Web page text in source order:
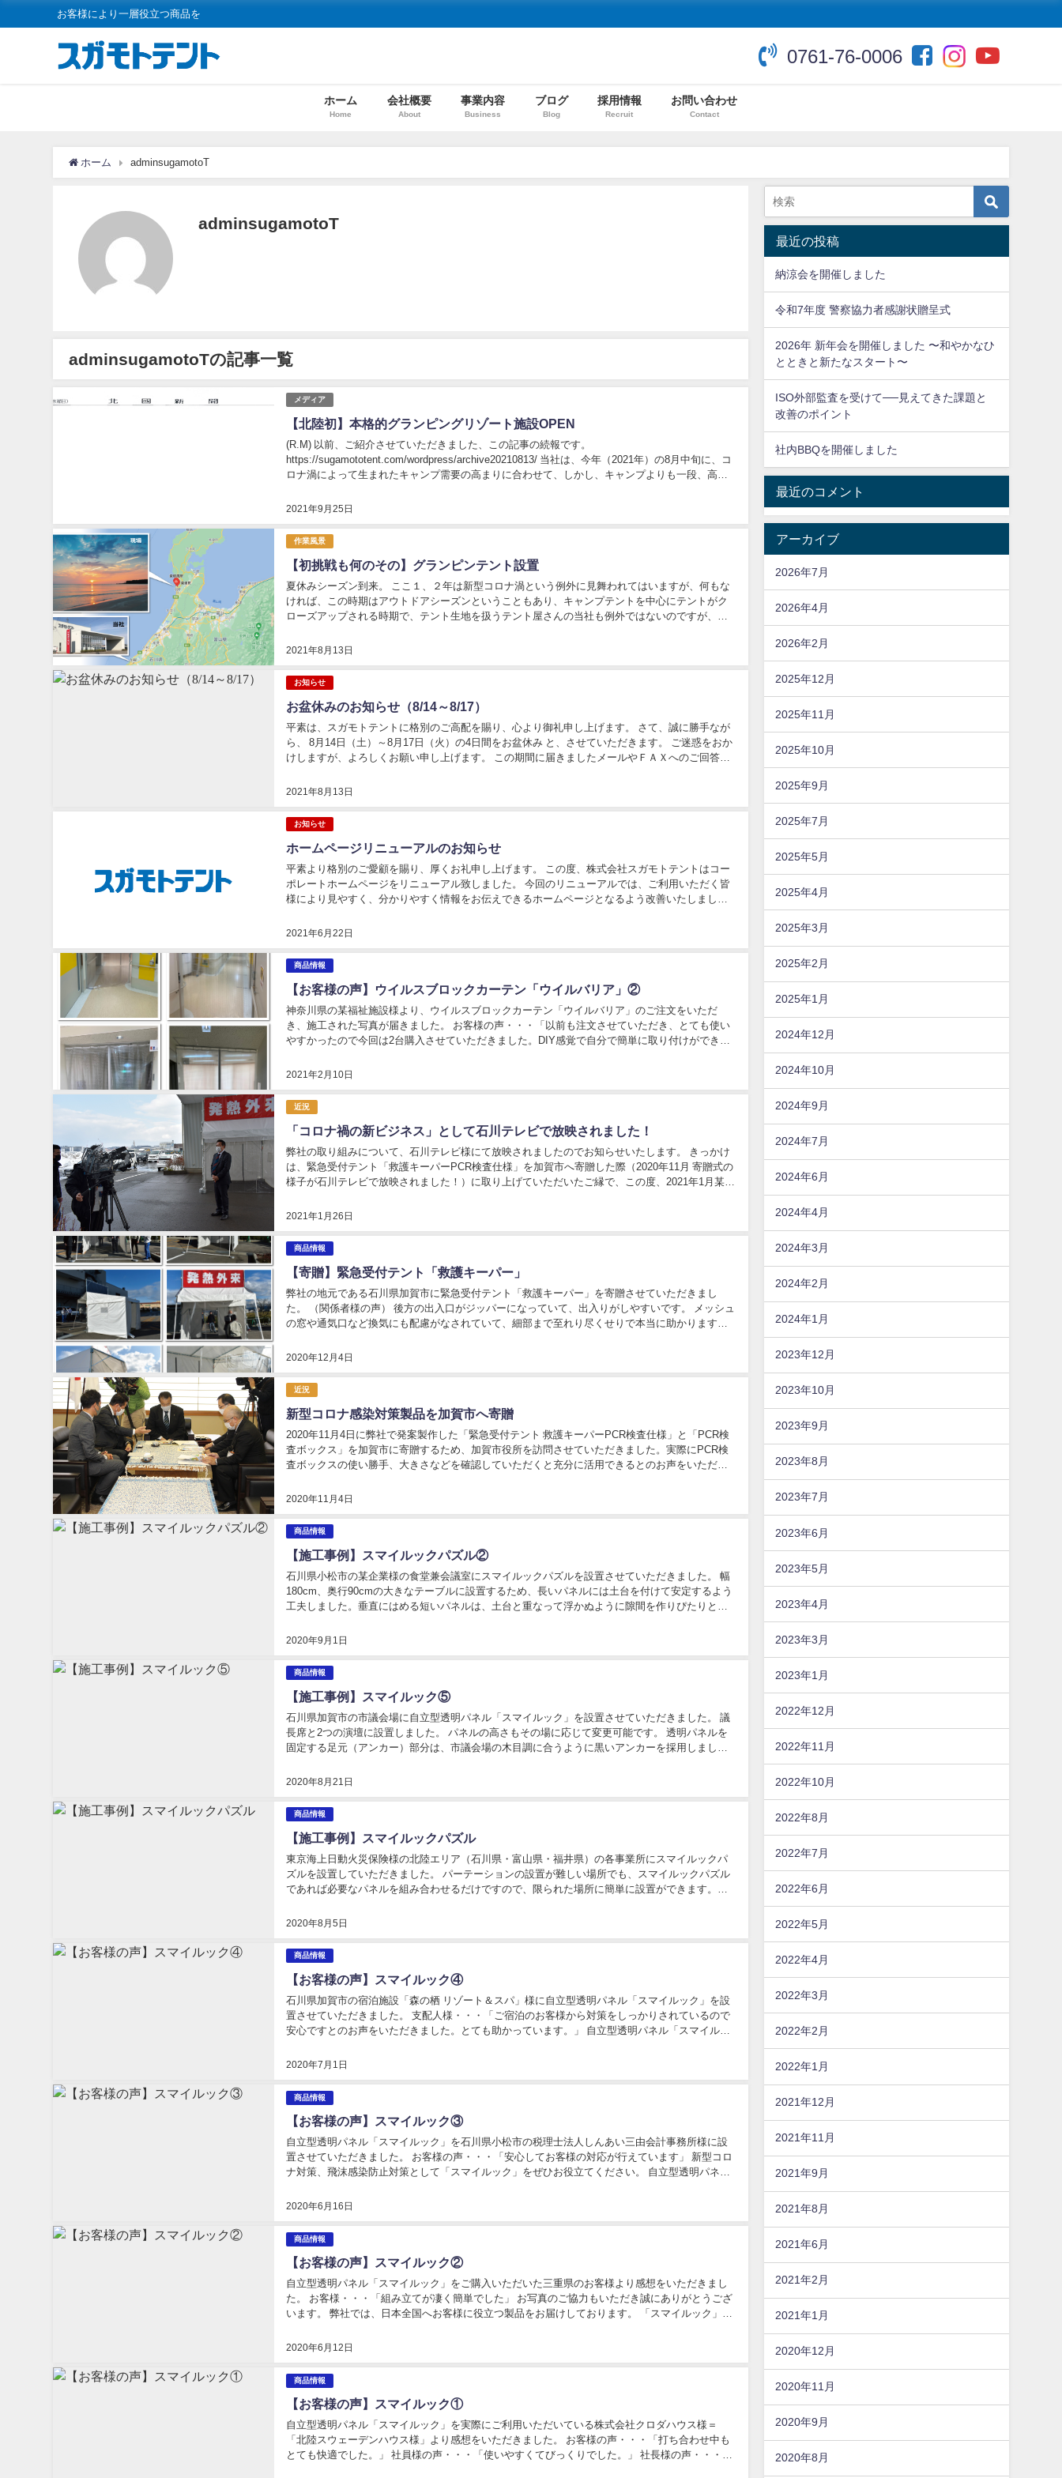
お客様により一層役立つ商品を
0761-76-0006
ホーム
Home
会社概要
About
事業内容
Business
ブログ
Blog
採用情報
Recruit
お問い合わせ
Contact
ホーム adminsugamotoT
adminsugamotoT
adminsugamotoTの記事一覧
メディア
【北陸初】本格的グランピングリゾート施設OPEN
2021年9月25日
(R.M) 以前、ご紹介させていただきました、この記事の続報です。
https://sugamototent.com/wordpress/archive20210813/ 当社は、今年（2021年）の8月中旬に、コ
ロナ渦によって生まれたキャンプ需要の高まりに合わせて、しかし、キャンプよりも一段、高級
作業風景
【初挑戦も何のその】グランピンテント設置
2021年8月13日
夏休みシーズン到来。 ここ１、２年は新型コロナ渦という例外に見舞われてはいますが、何もな
ければ、この時期はアウトドアシーズンということもあり、キャンプテントを中心にテントがク
ローズアップされる時期で、テント生地を扱うテント屋さんの当社も例外ではないのですが、今
お知らせ
お盆休みのお知らせ（8/14～8/17）
2021年8月13日
平素は、スガモトテントに格別のご高配を賜り、心より御礼申し上げます。 さて、誠に勝手なが
ら、 8月14日（土）～8月17日（火）の4日間をお盆休み と、させていただきます。 ご迷惑をおか
けしますが、よろしくお願い申し上げます。 この期間に届きましたメールやＦＡＸへのご回答
お知らせ
ホームページリニューアルのお知らせ
2021年6月22日
平素より格別のご愛顧を賜り、厚くお礼申し上げます。 この度、株式会社スガモトテントはコー
ポレートホームページをリニューアル致しました。 今回のリニューアルでは、ご利用いただく皆
様により見やすく、分かりやすく情報をお伝えできるホームページとなるよう改善いたしまし
商品情報
【お客様の声】ウイルスブロックカーテン「ウイルバリア」②
2021年2月10日
神奈川県の某福祉施設様より、ウイルスブロックカーテン「ウイルバリア」のご注文をいただ
き、施工された写真が届きました。 お客様の声・・・「以前も注文させていただき、とても使い
やすかったので今回は2台購入させていただきました。DIY感覚で自分で簡単に取り付けができる
近況
「コロナ禍の新ビジネス」として石川テレビで放映されました！
2021年1月26日
弊社の取り組みについて、石川テレビ様にて放映されましたのでお知らせいたします。 きっかけ
は、緊急受付テント「救護キーパーPCR検査仕様」を加賀市へ寄贈した際（2020年11月 寄贈式の
様子が石川テレビで放映されました！）に取り上げていただいたご縁で、この度、2021年1月某日
商品情報
【寄贈】緊急受付テント「救護キーパー」
2020年12月4日
弊社の地元である石川県加賀市に緊急受付テント「救護キーパー」を寄贈させていただきまし
た。 （関係者様の声） 後方の出入口がジッパーになっていて、出入りがしやすいです。 メッシュ
の窓や通気口など換気にも配慮がなされていて、細部まで至れり尽くせりで本当に助かります。
近況
新型コロナ感染対策製品を加賀市へ寄贈
2020年11月4日
2020年11月4日に弊社で発案製作した「緊急受付テント 救護キーパーPCR検査仕様」と「PCR検
査ボックス」を加賀市に寄贈するため、加賀市役所を訪問させていただきました。実際にPCR検
査ボックスの使い勝手、大きさなどを確認していただくと充分に活用できるとのお声をいただき
商品情報
【施工事例】スマイルックパズル②
2020年9月1日
石川県小松市の某企業様の食堂兼会議室にスマイルックパズルを設置させていただきました。 幅
180cm、奥行90cmの大きなテーブルに設置するため、長いパネルには土台を付けて安定するよう
工夫しました。垂直にはめる短いパネルは、土台と重なって浮かぬように隙間を作りぴたりとは
商品情報
【施工事例】スマイルック⑤
2020年8月21日
石川県加賀市の市議会場に自立型透明パネル「スマイルック」を設置させていただきました。 議
長席と2つの演壇に設置しました。 パネルの高さもその場に応じて変更可能です。 透明パネルを
固定する足元（アンカー）部分は、市議会場の木目調に合うように黒いアンカーを採用しまし
商品情報
【施工事例】スマイルックパズル
2020年8月5日
東京海上日動火災保険様の北陸エリア（石川県・富山県・福井県）の各事業所にスマイルックパ
ズルを設置していただきました。 パーテーションの設置が難しい場所でも、スマイルックパズル
であれば必要なパネルを組み合わせるだけですので、限られた場所に簡単に設置ができます。ま
商品情報
【お客様の声】スマイルック④
2020年7月1日
石川県加賀市の宿泊施設「森の栖 リゾート＆スパ」様に自立型透明パネル「スマイルック」を設
置させていただきました。 支配人様・・・「ご宿泊のお客様から対策をしっかりされているので
安心ですとのお声をいただきました。とても助かっています。」 自立型透明パネル「スマイルッ
商品情報
【お客様の声】スマイルック③
2020年6月16日
自立型透明パネル「スマイルック」を石川県小松市の税理士法人しんあい三由会計事務所様に設
置させていただきました。 お客様の声・・・「安心してお客様の対応が行えています」 新型コロ
ナ対策、飛沫感染防止対策として「スマイルック」をぜひお役立てください。 自立型透明パネル
商品情報
【お客様の声】スマイルック②
2020年6月12日
自立型透明パネル「スマイルック」をご購入いただいた三重県のお客様より感想をいただきまし
た。 お客様・・・「組み立てが凄く簡単でした」 お写真のご協力もいただき誠にありがとうござ
います。 弊社では、日本全国へお客様に役立つ製品をお届けしております。 「スマイルック」で
商品情報
【お客様の声】スマイルック①
自立型透明パネル「スマイルック」を実際にご利用いただいている株式会社クロダハウス様＝
「北陸スウェーデンハウス様」より感想をいただきました。 お客様の声・・・「打ち合わせ中も
とても快適でした。」 社員様の声・・・「使いやすくてびっくりでした。」 社長様の声・・・
最近の投稿
納涼会を開催しました
令和7年度 警察協力者感謝状贈呈式
2026年 新年会を開催しました 〜和やかなひ
とときと新たなスタート〜
ISO外部監査を受けて──見えてきた課題と
改善のポイント
社内BBQを開催しました
最近のコメント
アーカイブ
2026年7月
2026年4月
2026年2月
2025年12月
2025年11月
2025年10月
2025年9月
2025年7月
2025年5月
2025年4月
2025年3月
2025年2月
2025年1月
2024年12月
2024年10月
2024年9月
2024年7月
2024年6月
2024年4月
2024年3月
2024年2月
2024年1月
2023年12月
2023年10月
2023年9月
2023年8月
2023年7月
2023年6月
2023年5月
2023年4月
2023年3月
2023年1月
2022年12月
2022年11月
2022年10月
2022年8月
2022年7月
2022年6月
2022年5月
2022年4月
2022年3月
2022年2月
2022年1月
2021年12月
2021年11月
2021年9月
2021年8月
2021年6月
2021年2月
2021年1月
2020年12月
2020年11月
2020年9月
2020年8月